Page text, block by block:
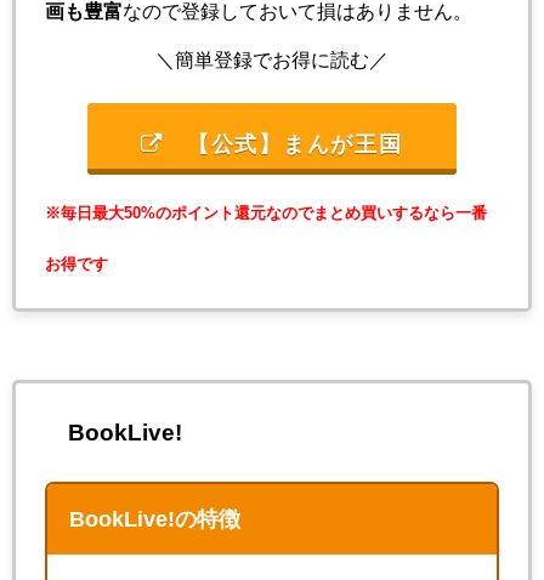
画も豊富なので登録しておいて損はありません。
＼簡単登録でお得に読む／
【公式】まんが王国
※毎日最大50%のポイント還元なのでまとめ買いするなら一番
お得です
BookLive!
BookLive!の特徴